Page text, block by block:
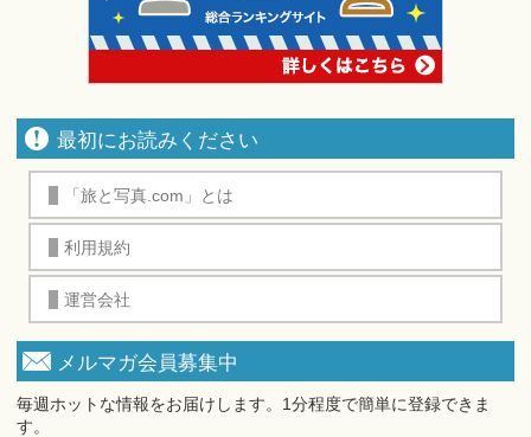
最初にお読みください
「旅と写真.com」とは
利用規約
運営会社
メルマガ会員募集中
毎週ホットな情報をお届けします。1分程度で簡単に登録できま
す。